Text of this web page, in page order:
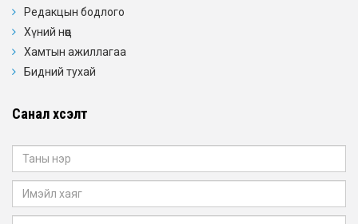
Редакцын бодлого
Хүний нөөц
Хамтын ажиллагаа
Бидний тухай
Санал хүсэлт